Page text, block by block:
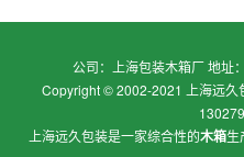
公司：上海包装木箱厂 地址
Copyright © 2002-2021 上海远久
上海远久包装是一家综合性的木箱生